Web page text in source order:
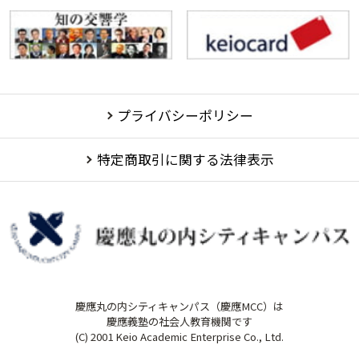
プライバシーポリシー
特定商取引に関する法律表示
慶應丸の内シティキャンパス（慶應MCC）は
慶應義塾の社会人教育機関です
(C) 2001 Keio Academic Enterprise Co., Ltd.